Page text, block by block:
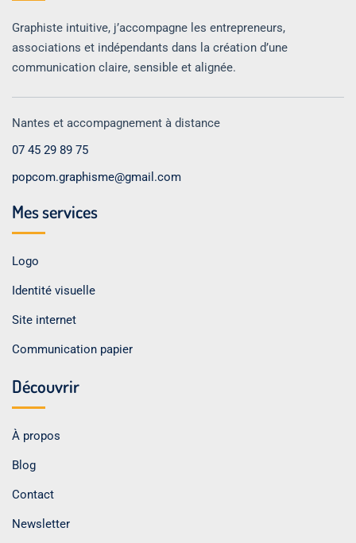
Graphiste intuitive, j’accompagne les entrepreneurs,
associations et indépendants dans la création d’une
communication claire, sensible et alignée.
Nantes et accompagnement à distance
07 45 29 89 75
popcom.graphisme@gmail.com
Mes services
Logo
Identité visuelle
Site internet
Communication papier
Découvrir
À propos
Blog
Contact
Newsletter